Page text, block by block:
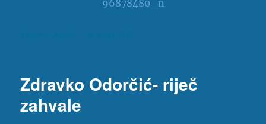
Zdravko Odorčić- riječ
zahvale